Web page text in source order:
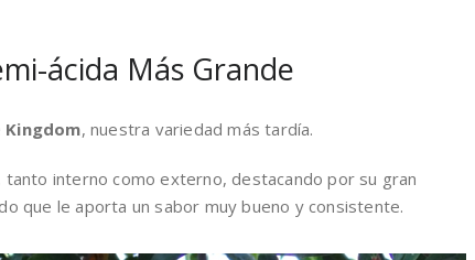
ácida Más Grande
Kingdom, nuestra variedad más tardía.
interno como externo, destacando por su gran
que le aporta un sabor muy bueno y consistente.